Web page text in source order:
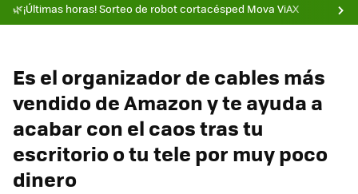
🌿¡Últimas horas! Sorteo de robot cortacésped Mova ViAX
Es el organizador de cables más
vendido de Amazon y te ayuda a
acabar con el caos tras tu
escritorio o tu tele por muy poco
dinero